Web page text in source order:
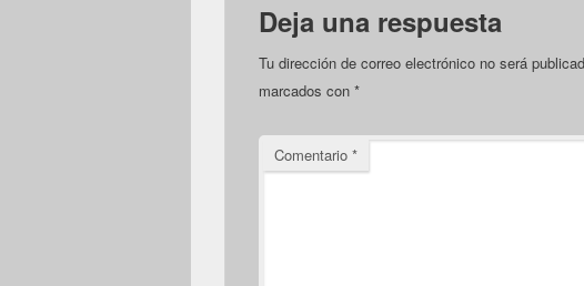
Deja una respuesta
Tu dirección de correo electrónico no será
marcados con *
Comentario *